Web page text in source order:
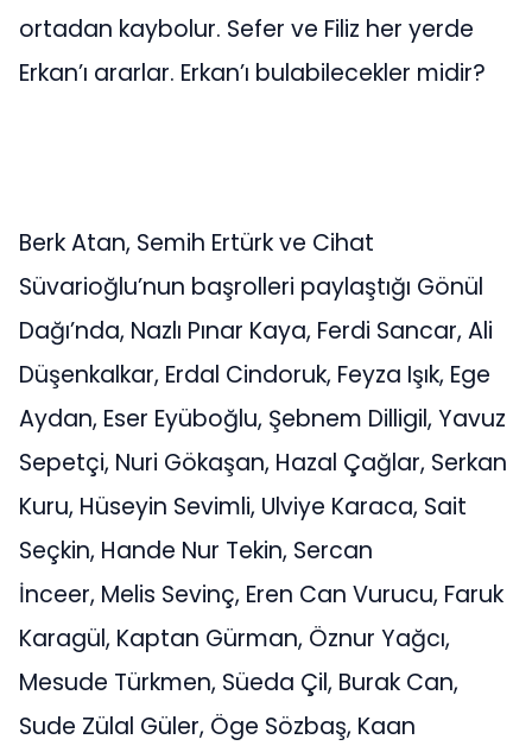
ortadan kaybolur. Sefer ve Filiz her yerde
Erkan’ı ararlar. Erkan’ı bulabilecekler midir?
Berk Atan, Semih Ertürk ve Cihat
Süvarioğlu’nun başrolleri paylaştığı Gönül
Dağı’nda, Nazlı Pınar Kaya, Ferdi Sancar, Ali
Düşenkalkar, Erdal Cindoruk, Feyza Işık, Ege
Aydan, Eser Eyüboğlu, Şebnem Dilligil, Yavuz
Sepetçi, Nuri Gökaşan, Hazal Çağlar, Serkan
Kuru, Hüseyin Sevimli, Ulviye Karaca, Sait
Seçkin, Hande Nur Tekin, Sercan
İnceer, Melis Sevinç, Eren Can Vurucu, Faruk
Karagül, Kaptan Gürman, Öznur Yağcı,
Mesude Türkmen, Süeda Çil, Burak Can,
Sude Zülal Güler, Öge Sözbaş, Kaan